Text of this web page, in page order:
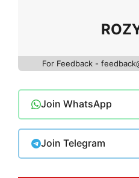
For Feedback -
Join WhatsApp
Join Telegram